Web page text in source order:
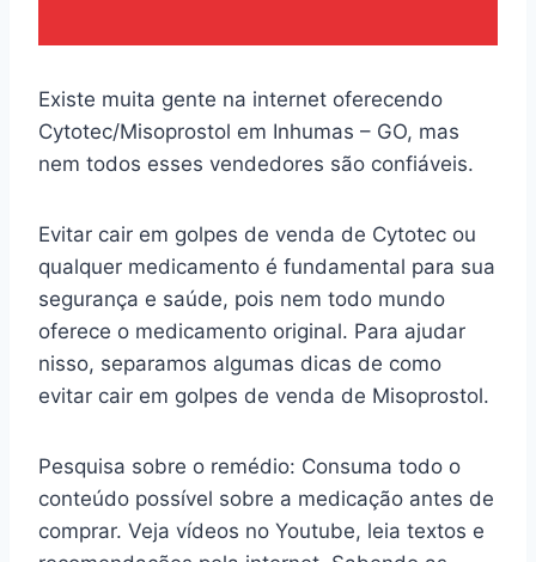
Existe muita gente na internet oferecendo
Cytotec/Misoprostol em Inhumas – GO, mas
nem todos esses vendedores são confiáveis.
Evitar cair em golpes de venda de Cytotec ou
qualquer medicamento é fundamental para sua
segurança e saúde, pois nem todo mundo
oferece o medicamento original. Para ajudar
nisso, separamos algumas dicas de como
evitar cair em golpes de venda de Misoprostol.
Pesquisa sobre o remédio: Consuma todo o
conteúdo possível sobre a medicação antes de
comprar. Veja vídeos no Youtube, leia textos e